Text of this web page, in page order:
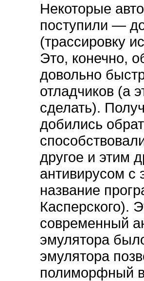
Некоторые
поступили —
(трассировку
Это, конечно,
довольно
отладчиков (а
сделать).
добились
другое и этим
антивирусом с
название
Касперского).
современный
эмулятора
эмулятора
полиморфный